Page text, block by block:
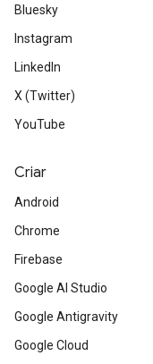
Bluesky
Instagram
LinkedIn
X (Twitter)
YouTube
Criar
Android
Chrome
Firebase
Google AI Studio
Google Antigravity
Google Cloud